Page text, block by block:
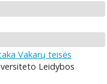
Vakarų teisės
Leidybos